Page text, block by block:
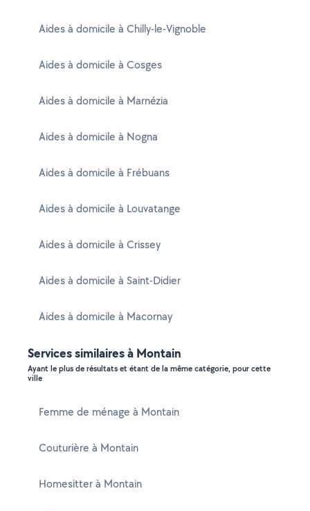
Aides à domicile à Chilly-le-Vignoble
Aides à domicile à Cosges
Aides à domicile à Marnézia
Aides à domicile à Nogna
Aides à domicile à Frébuans
Aides à domicile à Louvatange
Aides à domicile à Crissey
Aides à domicile à Saint-Didier
Aides à domicile à Macornay
Services similaires à Montain
Ayant le plus de résultats et étant de la même catégorie, pour cette
ville
Femme de ménage à Montain
Couturière à Montain
Homesitter à Montain